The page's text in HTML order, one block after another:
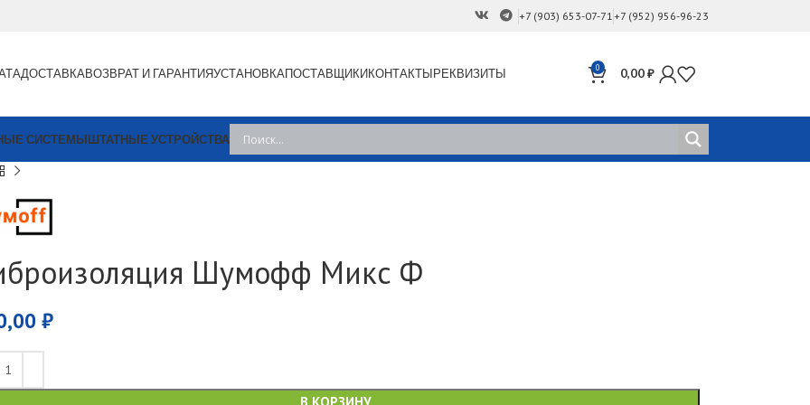
+7 (903) 653-07-71 +7 (952) 956-96-23
ДОСТАВКАВОЗВРАТ И ГАРАНТИЯУСТАНОВКАПОСТАВЩИКИКОНТАКТЫРЕКВИЗИТЫ 0 0,00₽
СИСТЕМЫШТАТНЫЕ УСТРОЙСТВА
Шумофф Микс Ф
₽